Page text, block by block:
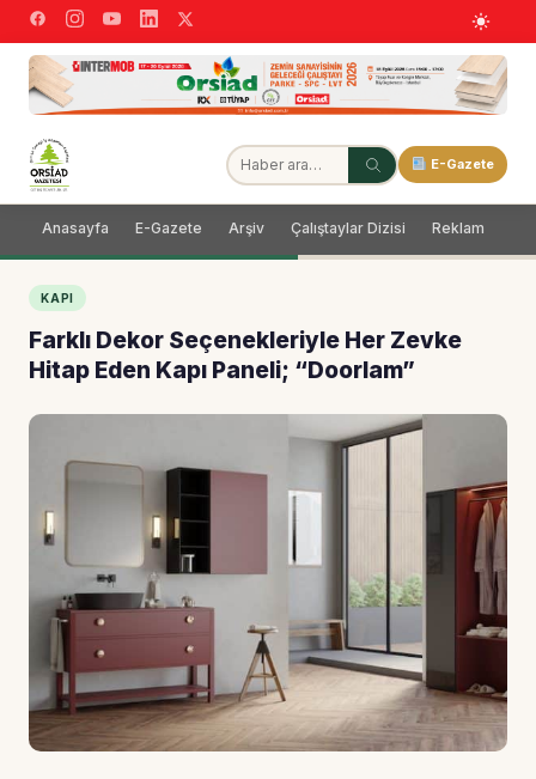
E-Gazete
Anasayfa E-Gazete Arşiv Çalıştaylar Dizisi Reklam
KAPI
Farklı Dekor Seçenekleriyle Her Zevke
Hitap Eden Kapı Paneli; “Doorlam”